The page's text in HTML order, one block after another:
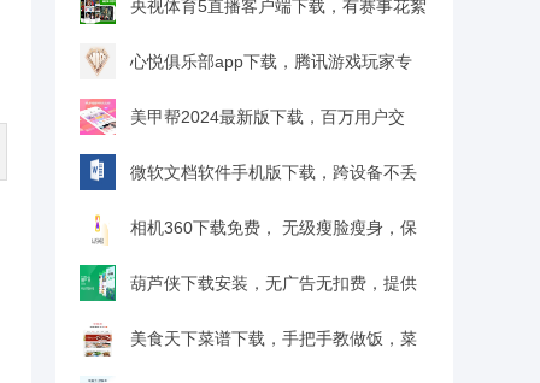
流，可分享美食v10.2.4 安卓最新版
央视体育5直播客户端下载，有赛事花絮
集锦，还能参与竞猜赢礼v3.8.4 安卓版
心悦俱乐部app下载，腾讯游戏玩家专
属，享图标、礼包等特权v6.3.6.50 手机版
美甲帮2024最新版下载，百万用户交
流，专业美甲师在线答疑v8.1.9 安卓版
微软文档软件手机版下载，跨设备不丢
数据，图像、表格等功能全
v16.0.17830.20082 安卓版
相机360下载免费， 无级瘦脸瘦身，保
留质感不假脸v9.9.42 安卓版
葫芦侠下载安装，无广告无扣费，提供
绿色安全的手游工具与资源v4.3.1.9 安卓版
美食天下菜谱下载，手把手教做饭，菜